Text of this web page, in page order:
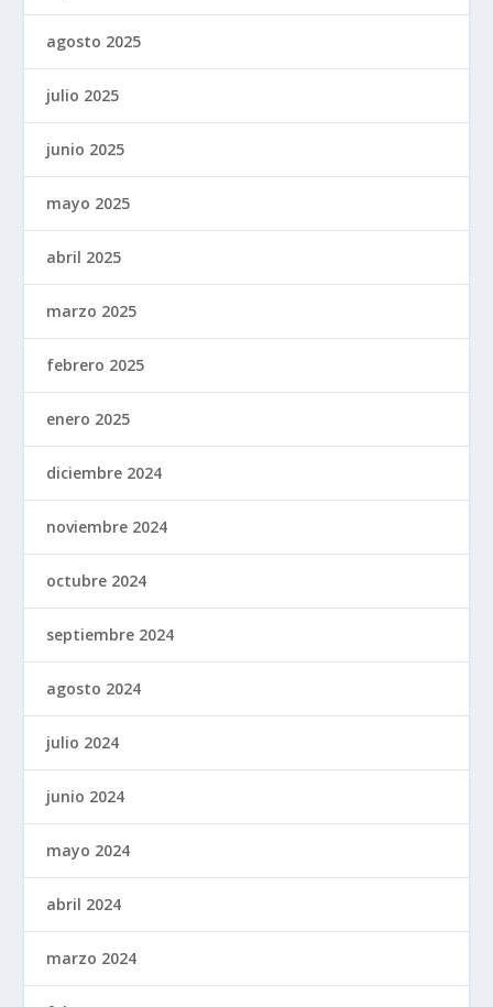
agosto 2025
julio 2025
junio 2025
mayo 2025
abril 2025
marzo 2025
febrero 2025
enero 2025
diciembre 2024
noviembre 2024
octubre 2024
septiembre 2024
agosto 2024
julio 2024
junio 2024
mayo 2024
abril 2024
marzo 2024